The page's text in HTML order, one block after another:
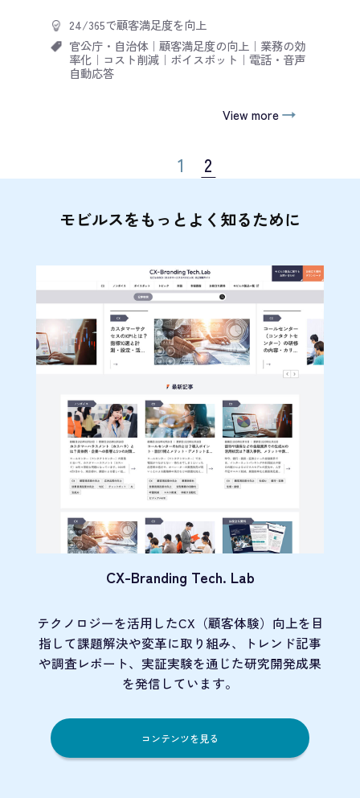
24/365で顧客満足度を向上
官公庁・自治体｜ 顧客満足度の向上 ｜ 業務の効
率化｜ コスト削減｜ ボイスボット ｜ 電話・音声
自動応答
View more
1 2
モビルスをもっとよく知るために
CX-Branding Tech. Lab
テクノロジーを活用したCX（顧客体験）向上を目
指して課題解決や変革に取り組み、トレンド記事
や調査レポート、実証実験を通じた研究開発成果
を発信しています。
コンテンツを見る